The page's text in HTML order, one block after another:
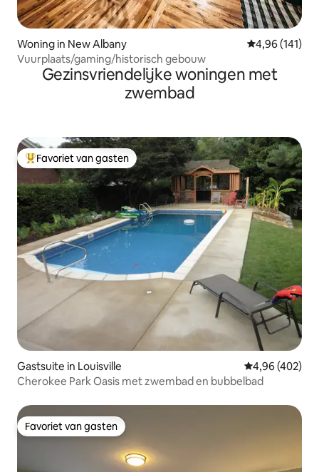
Woning in New Albany Gemiddelde
4,96 (141)
Vuurplaats/gaming/historisch gebouw
Gezinsvriendelijke woningen met
zwembad
Topfavoriet van gasten
Favoriet van gasten
Gastsuite in Louisville Gemiddelde
4,96 (402)
Cherokee Park Oasis met zwembad en bubbelbad
Favoriet van gasten
Favoriet van gasten